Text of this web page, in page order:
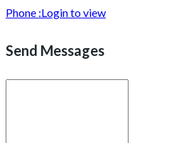
Phone :Login to view
Send Messages